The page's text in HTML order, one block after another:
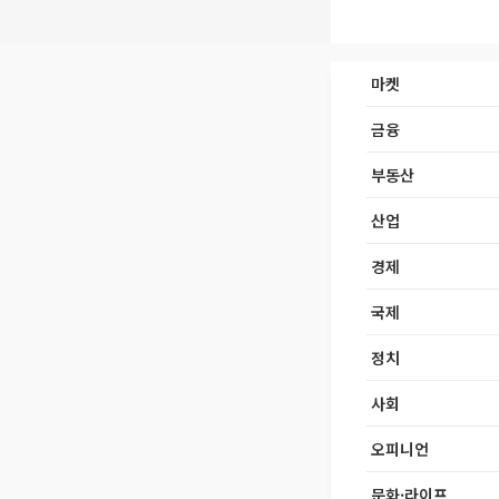
마켓
금융
부동산
산업
경제
국제
정치
사회
오피니언
문화·라이프